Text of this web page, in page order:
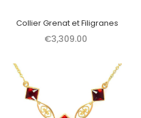
Collier Grenat et Filigranes
€3,309.00